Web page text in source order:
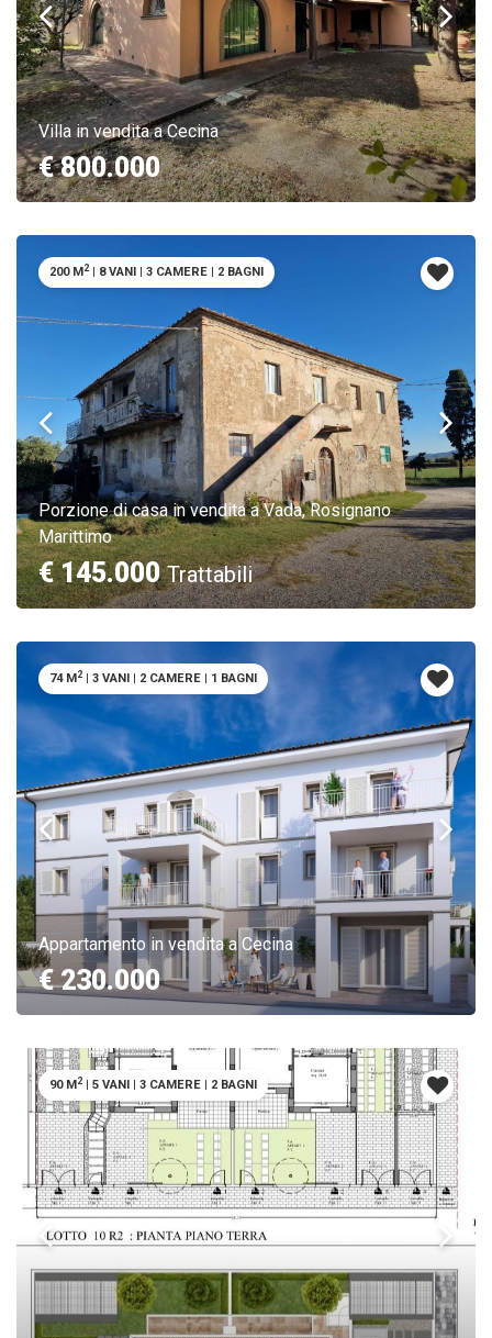
Villa in vendita a Cecina
€ 800.000
Porzione di casa in vendita a Vada, Rosignano
Marittimo
€ 145.000Trattabili
200 M2 | 8 VANI | 3 CAMERE | 2 BAGNI
Appartamento in vendita a Cecina
€ 230.000
74 M2 | 3 VANI | 2 CAMERE | 1 BAGNI
90 M2 | 5 VANI | 3 CAMERE | 2 BAGNI